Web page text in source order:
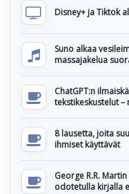
Disney+ ja Tiktok
Suno alkaa
massajakelua
ChatGPT:n
tekstikeskustelut
8 lausetta, joita
ihmiset käyttävät
George R.R.
odotetulla kirjalla